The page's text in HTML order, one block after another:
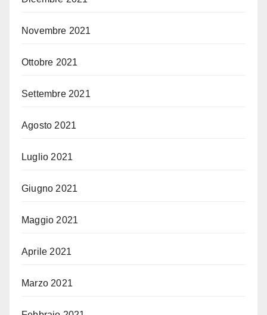
Novembre 2021
Ottobre 2021
Settembre 2021
Agosto 2021
Luglio 2021
Giugno 2021
Maggio 2021
Aprile 2021
Marzo 2021